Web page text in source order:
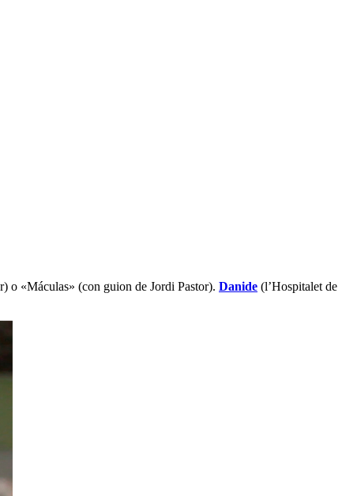
o «Máculas» (con guion de Jordi Pastor). Danide (l’Hospitalet de